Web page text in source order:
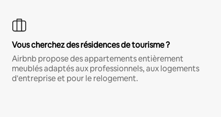
Vous cherchez des résidences de tourisme ?
Airbnb propose des appartements entièrement
meublés adaptés aux professionnels, aux logements
d'entreprise et pour le relogement.